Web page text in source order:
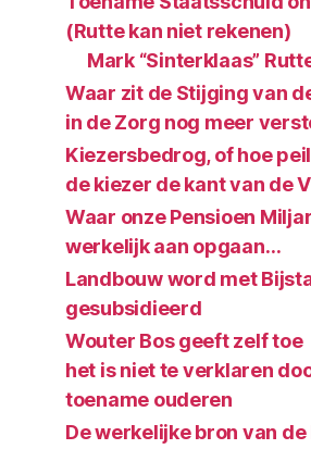
(Rutte kan niet rekenen)
Mark “Sinterklaas”
Waar zit de Stijging van
in de Zorg nog meer
Kiezersbedrog, of hoe
de kiezer de kant van de
Waar onze Pensioen
werkelijk aan opgaan…
Landbouw word met
gesubsidieerd
Wouter Bos geeft zelf toe
het is niet te verklaren
toename ouderen
De werkelijke bron van de